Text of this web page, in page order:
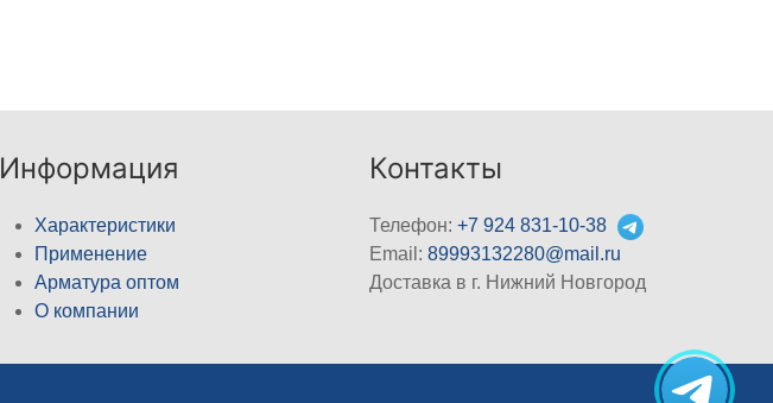
Информация
Характеристики
Применение
Арматура оптом
О компании
Контакты
Телефон:+7 924 831-10-38
Email:89993132280@mail.ru
Доставка в г. Нижний Новгород